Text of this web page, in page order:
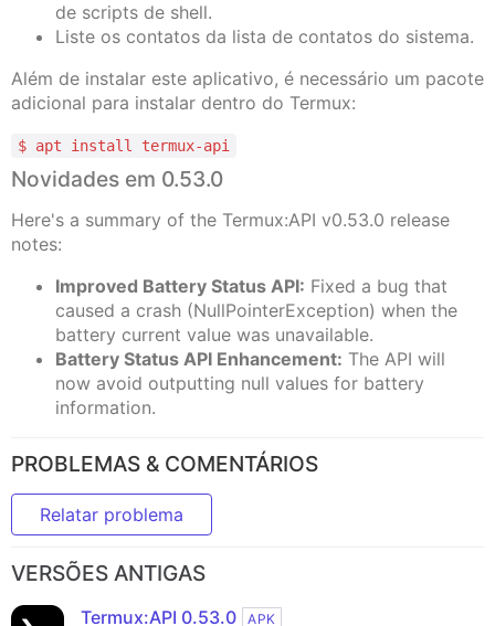
de scripts de shell.
Liste os contatos da lista de contatos do sistema.
Além de instalar este aplicativo, é necessário um pacote
adicional para instalar dentro do Termux:
$ apt install termux-api
Novidades em 0.53.0
Here's a summary of the Termux:API v0.53.0 release
notes:
Improved Battery Status API: Fixed a bug that
caused a crash (NullPointerException) when the
battery current value was unavailable.
Battery Status API Enhancement: The API will
now avoid outputting null values for battery
information.
PROBLEMAS & COMENTÁRIOS
Relatar problema
VERSÕES ANTIGAS
Termux:API 0.53.0
APK